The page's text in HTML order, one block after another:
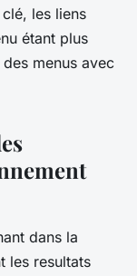
les liens
étant plus
menus avec
dans la
les resultats